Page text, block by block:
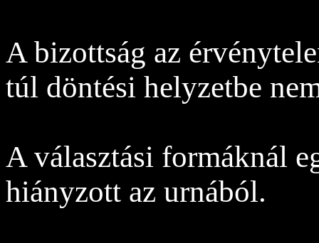
A bizottság az
túl döntési helyzetbe
A választási formáknál
hiányzott az urnából.